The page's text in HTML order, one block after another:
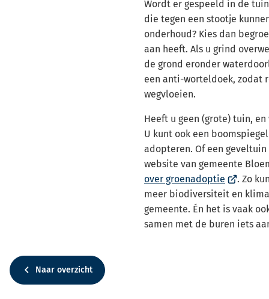
Wordt er gespeeld in de
die tegen een stootje
onderhoud? Kies dan
aan heeft. Als u grind
de grond eronder
een anti-worteldoek, zodat
wegvloeien.
Heeft u geen (grote) tuin,
U kunt ook een
adopteren. Of een geveltuin
website van gemeente
over groenadoptie (Verwijst
naar
een
externe
. Zo
meer biodiversiteit en
gemeente. Én het is vaak
samen met de buren iets
Naar overzicht